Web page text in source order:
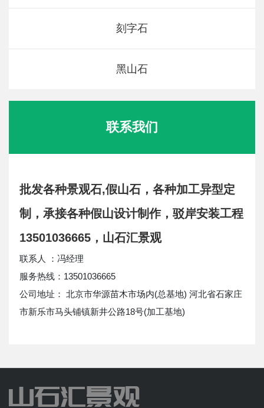
刻字石
黑山石
联系我们
批发各种景观石,假山石，各种加工异型定
制，承接各种假山设计制作，驳岸安装工程
13501036665，山石汇景观
联系人 ：冯经理
服务热线：13501036665
公司地址： 北京市华源苗木市场内(总基地) 河北省石家庄
市新乐市马头铺镇新井公路18号(加工基地)